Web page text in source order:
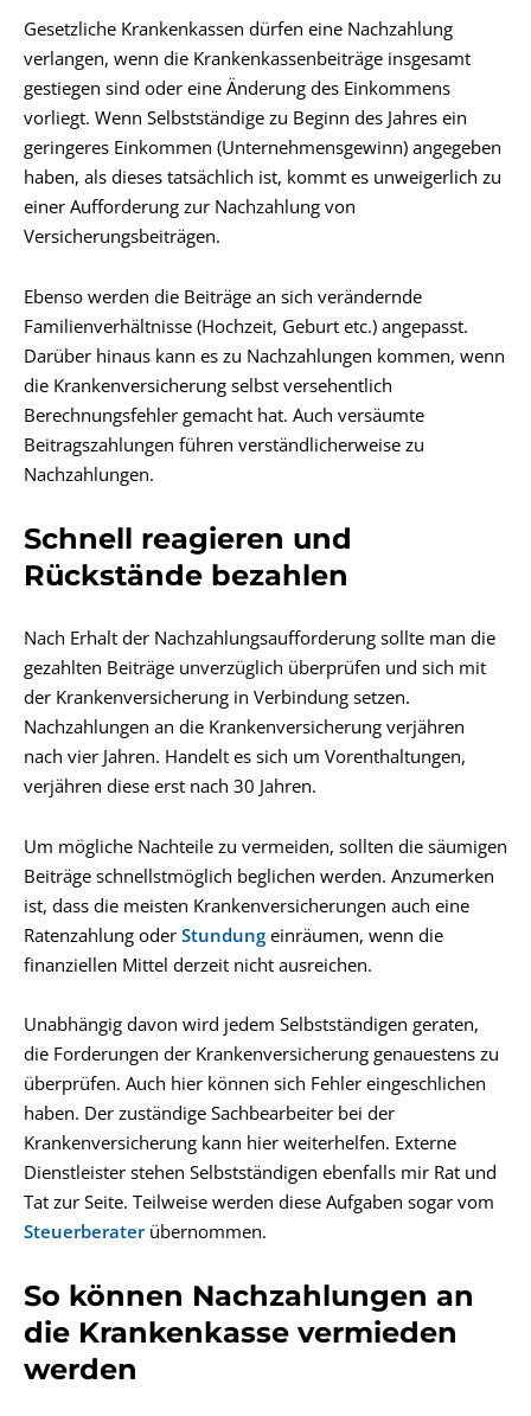
Gesetzliche Krankenkassen dürfen eine Nachzahlung
verlangen, wenn die Krankenkassenbeiträge insgesamt
gestiegen sind oder eine Änderung des Einkommens
vorliegt. Wenn Selbstständige zu Beginn des Jahres ein
geringeres Einkommen (Unternehmensgewinn) angegeben
haben, als dieses tatsächlich ist, kommt es unweigerlich zu
einer Aufforderung zur Nachzahlung von
Versicherungsbeiträgen.
Ebenso werden die Beiträge an sich verändernde
Familienverhältnisse (Hochzeit, Geburt etc.) angepasst.
Darüber hinaus kann es zu Nachzahlungen kommen, wenn
die Krankenversicherung selbst versehentlich
Berechnungsfehler gemacht hat. Auch versäumte
Beitragszahlungen führen verständlicherweise zu
Nachzahlungen.
Schnell reagieren und
Rückstände bezahlen
Nach Erhalt der Nachzahlungsaufforderung sollte man die
gezahlten Beiträge unverzüglich überprüfen und sich mit
der Krankenversicherung in Verbindung setzen.
Nachzahlungen an die Krankenversicherung verjähren
nach vier Jahren. Handelt es sich um Vorenthaltungen,
verjähren diese erst nach 30 Jahren.
Um mögliche Nachteile zu vermeiden, sollten die säumigen
Beiträge schnellstmöglich beglichen werden. Anzumerken
ist, dass die meisten Krankenversicherungen auch eine
Ratenzahlung oder Stundung einräumen, wenn die
finanziellen Mittel derzeit nicht ausreichen.
Unabhängig davon wird jedem Selbstständigen geraten,
die Forderungen der Krankenversicherung genauestens zu
überprüfen. Auch hier können sich Fehler eingeschlichen
haben. Der zuständige Sachbearbeiter bei der
Krankenversicherung kann hier weiterhelfen. Externe
Dienstleister stehen Selbstständigen ebenfalls mir Rat und
Tat zur Seite. Teilweise werden diese Aufgaben sogar vom
Steuerberaterübernommen.
So können Nachzahlungen an
die Krankenkasse vermieden
werden